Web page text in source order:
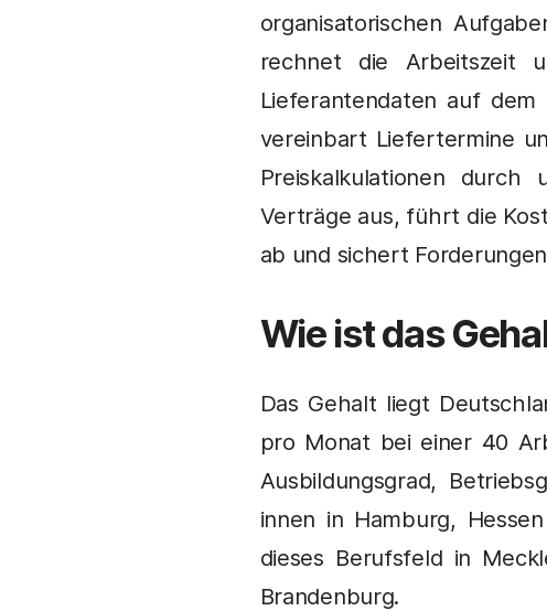
organisatorischen
rechnet die Arbeitszeit
Lieferantendaten auf
vereinbart Liefertermine
Preiskalkulationen
Verträge aus, führt die
ab und sichert
Wie ist das
Das Gehalt liegt
pro Monat bei einer 40
Ausbildungsgrad,
innen in Hamburg,
dieses Berufsfeld in
Brandenburg.